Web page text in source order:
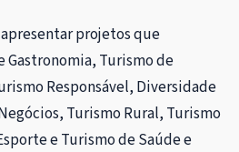
projetos que
Gastronomia, Turismo de
Responsável, Diversidade
Turismo Rural, Turismo
e Turismo de Saúde e